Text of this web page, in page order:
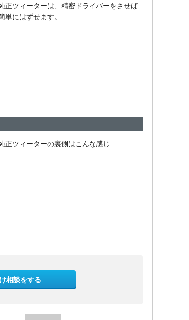
正ツィーターは、精密ドライバーをさせば
単にはずせます。
正ツィーターの裏側はこんな感じ
相談をする